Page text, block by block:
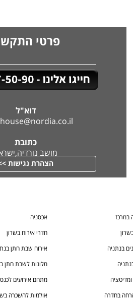
דוא"ל
כתובת
מושב
פרטי
הצהרת נגישות
במרכז אכסניה
חדרי אירוח בשרון
בנתניה אירוח שבת חתן
מלונות לשבת חתן
מתחם אירועים לכנס
בחדרה אולמות להשכרה